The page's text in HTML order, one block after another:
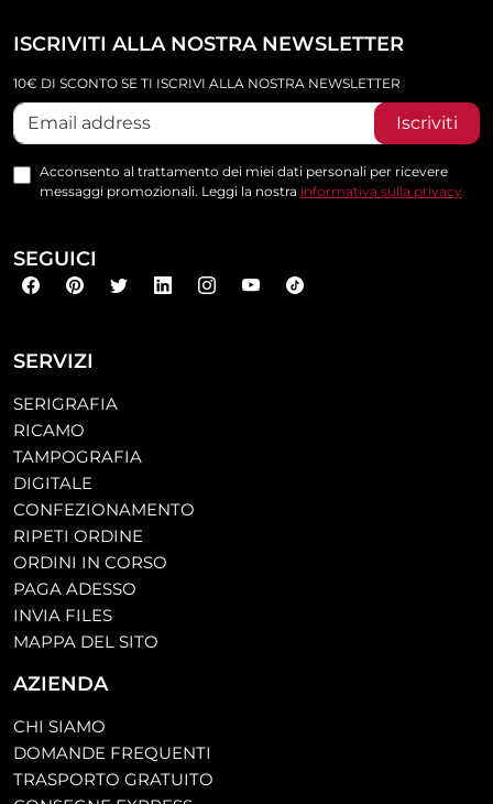
SERVIZI
SERIGRAFIA
RICAMO
TAMPOGRAFIA
DIGITALE
CONFEZIONAMENTO
RIPETI ORDINE
ORDINI IN CORSO
PAGA ADESSO
INVIA FILES
MAPPA DEL SITO
AZIENDA
CHI SIAMO
DOMANDE FREQUENTI
TRASPORTO GRATUITO
ISCRIVITI ALLA NOSTRA NEWSLETTER
10€ DI SCONTO SE TI ISCRIVI ALLA NOSTRA NEWSLETTER
Iscriviti
Acconsento al trattamento dei miei dati personali per ricevere
messaggi promozionali. Leggi la nostra informativa sulla privacy
SEGUICI